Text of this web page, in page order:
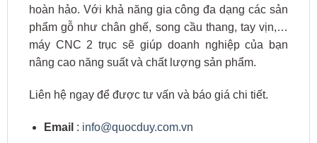
hoàn hảo. Với khả năng gia công đa dạng các sản
phẩm gỗ như chân ghế, song cầu thang, tay vịn,…
máy CNC 2 trục sẽ giúp doanh nghiệp của bạn
nâng cao năng suất và chất lượng sản phẩm.
Liên hệ ngay để được tư vấn và báo giá chi tiết.
Email : info@quocduy.com.vn